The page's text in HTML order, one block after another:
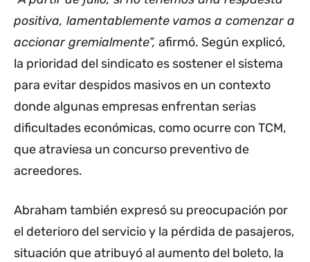
positiva, lamentablemente vamos a comenzar a
accionar gremialmente”, afirmó. Según explicó,
la prioridad del sindicato es sostener el sistema
para evitar despidos masivos en un contexto
donde algunas empresas enfrentan serias
dificultades económicas, como ocurre con TCM,
que atraviesa un concurso preventivo de
acreedores.
Abraham también expresó su preocupación por
el deterioro del servicio y la pérdida de pasajeros,
situación que atribuyó al aumento del boleto, la